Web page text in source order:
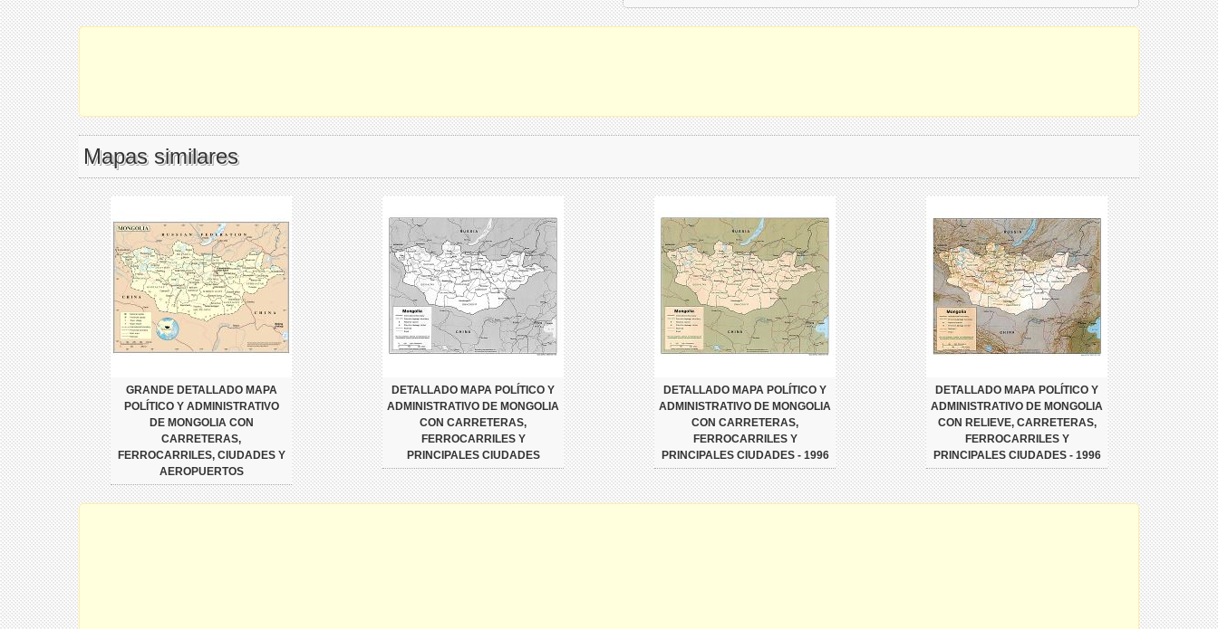
Mapas similares
GRANDE DETALLADO MAPA
POLÍTICO Y ADMINISTRATIVO
DE MONGOLIA CON
CARRETERAS,
FERROCARRILES, CIUDADES Y
AEROPUERTOS
DETALLADO MAPA POLÍTICO Y
ADMINISTRATIVO DE MONGOLIA
CON CARRETERAS,
FERROCARRILES Y
PRINCIPALES CIUDADES
DETALLADO MAPA POLÍTICO Y
ADMINISTRATIVO DE MONGOLIA
CON CARRETERAS,
FERROCARRILES Y
PRINCIPALES CIUDADES - 1996
DETALLADO MAPA POLÍTICO Y
ADMINISTRATIVO DE MONGOLIA
CON RELIEVE, CARRETERAS,
FERROCARRILES Y
PRINCIPALES CIUDADES - 1996